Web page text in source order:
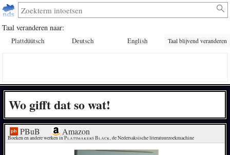
Taal veranderen naar:
Plattdüütsch Deutsch English Taal blijvend veranderen
Wo gifft dat so wat!
PBuB Amazon
Boeken en andere werken in Plattmakers Black, de Nedersaksische literatuurzoekmachine